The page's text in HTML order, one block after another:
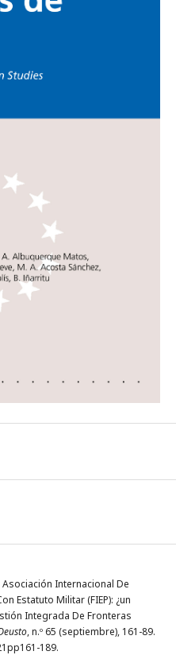
Asociación Internacional De
Estatuto Militar (FIEP): ¿un
Integrada De Fronteras
, n.º 65 (septiembre), 161-89.
189.